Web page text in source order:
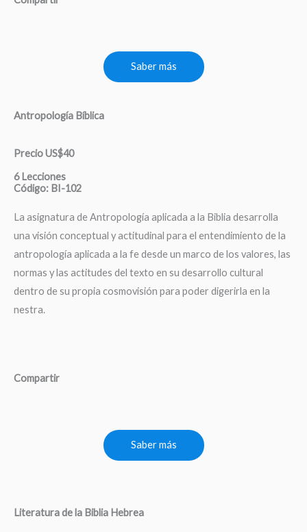
Saber más
Antropología Bíblica
Precio US$40
6 Lecciones
Código: BI-102
La asignatura de Antropología aplicada a la Biblia desarrolla
una visión conceptual y actitudinal para el entendimiento de la
antropología aplicada a la fe desde un marco de los valores, las
normas y las actitudes del texto en su desarrollo cultural
dentro de su propia cosmovisión para poder digerirla en la
nestra.
Compartir
Saber más
Literatura de la Biblia Hebrea